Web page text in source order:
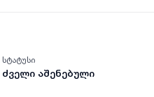
სტატუსი
ძველი აშენებული